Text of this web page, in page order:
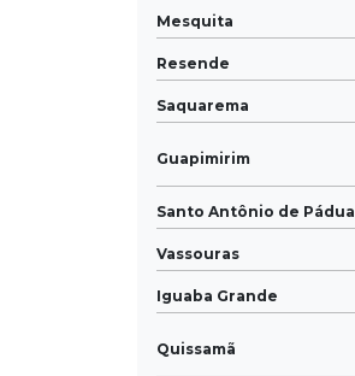
Mesquita
Resende
Saquarema
Guapimirim
Santo Antônio de Pádua
Vassouras
Iguaba Grande
Quissamã